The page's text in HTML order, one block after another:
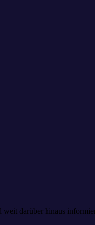
darüber hinaus